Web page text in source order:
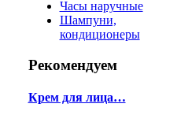
Часы наручные
Шампуни,
кондиционеры
Рекомендуем
Крем для лица…